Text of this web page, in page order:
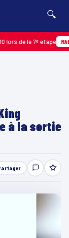
🔍
de la 7ᵉ étape
à la sortie